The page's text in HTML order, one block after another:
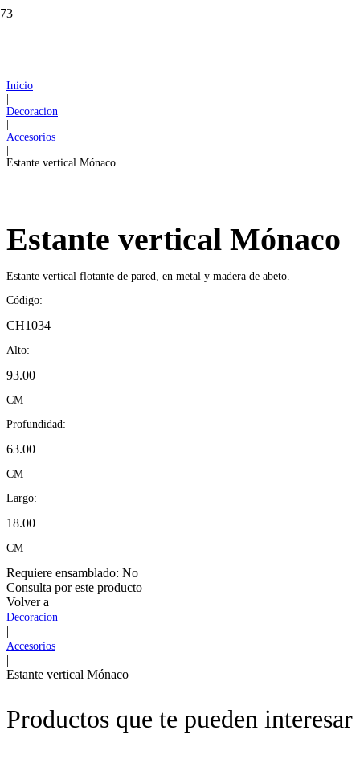
Inicio
Decoracion
Accesorios
Estante vertical Mónaco
Estante vertical Mónaco
Estante vertical flotante de pared, en metal y madera de abeto.
Código:
CH1034
Alto:
93.00
CM
Profundidad:
63.00
CM
Largo:
18.00
CM
Requiere ensamblado: No
Consulta por este producto
Volver a
Decoracion
|
Accesorios
|
Estante vertical Mónaco
Productos que te pueden interesar